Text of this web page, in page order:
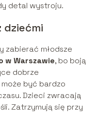
detal wystroju.
dziećmi
zabierać młodsze
w Warszawie, bo boją
dobrze
być bardzo
Dzieci zwracają
Zatrzymują się przy